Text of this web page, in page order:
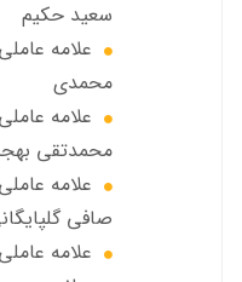
سعید حکیم
علامه
محمدي
علامه
محمدتقی
علامه
صافی
علامه